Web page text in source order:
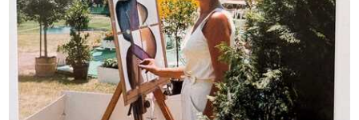
Opportunities
Become a member